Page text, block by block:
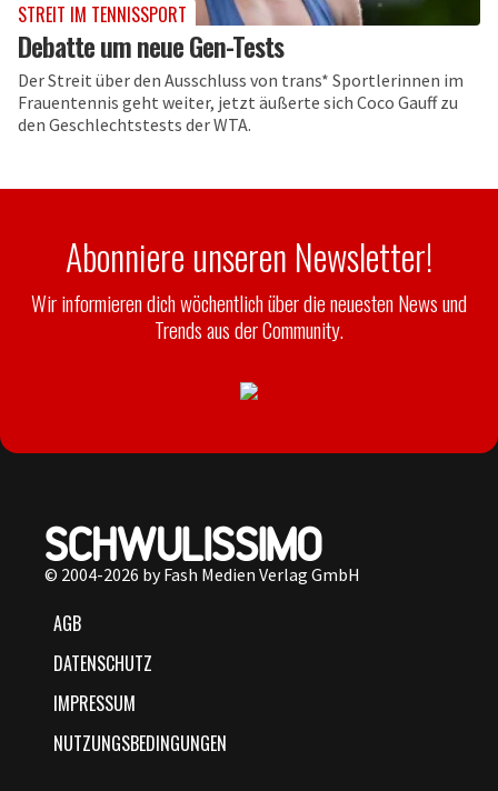
STREIT IM TENNISSPORT
Debatte um neue Gen-Tests
Der Streit über den Ausschluss von trans* Sportlerinnen im
Frauentennis geht weiter, jetzt äußerte sich Coco Gauff zu
den Geschlechtstests der WTA.
Abonniere unseren Newsletter!
Wir informieren dich wöchentlich über die neuesten News und
Trends aus der Community.
© 2004-2026 by Fash Medien Verlag GmbH
AGB
DATENSCHUTZ
IMPRESSUM
NUTZUNGSBEDINGUNGEN